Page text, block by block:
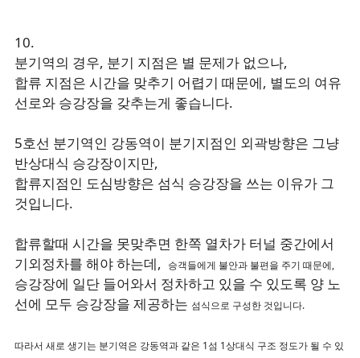
10.
분기역의 경우, 분기 지점은 별 문제가 없으나,
합류 지점은 시간을 맞추기 어렵기 때문에, 별도의 여유
선로와 승강장을 갖추는게 좋습니다.
5호선 분기역인 강동역이 분기지점인 외곽방향은 그냥
반상대식 승강장이지만,
합류지점인 도심방향은 섬식 승강장을 쓰는 이유가 그
것입니다.
합류할때 시간을 못맞추면 한쪽 열차가 터널 중간에서
기외정차를 해야 하는데, 승객들에게 불안과 불편을 주기 때문에,
승강장에 일단 들어와서 정차하고 있을 수 있도록 양 노
선에 모두 승강장을 제공하는 섬식으로 구성한 것입니다.
따라서 새로 생기는 분기역은 강동역과 같은 1섬 1상대식 구조 정도가 될 수 있